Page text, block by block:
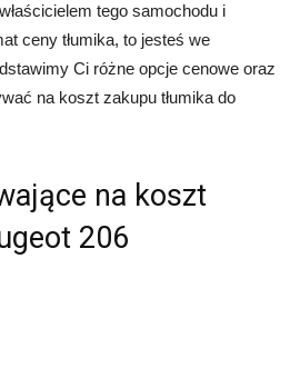
tego samochodu i
ceny tłumika, to jesteś we
Ci różne opcje cenowe oraz
na koszt zakupu tłumika do
na koszt
206